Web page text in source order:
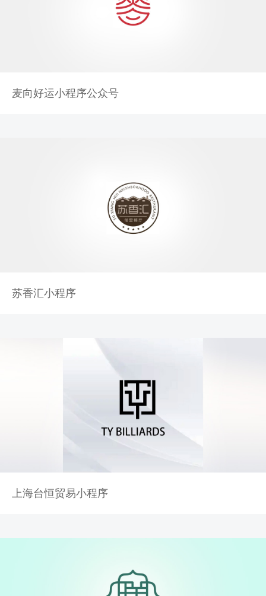
麦向好运小程序公众号
苏香汇小程序
上海台恒贸易小程序